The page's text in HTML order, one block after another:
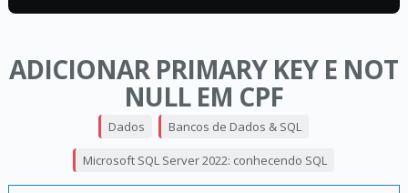
ADICIONAR PRIMARY KEY E NOT
NULL EM CPF
Dados Bancos de Dados & SQL
Microsoft SQL Server 2022: conhecendo SQL